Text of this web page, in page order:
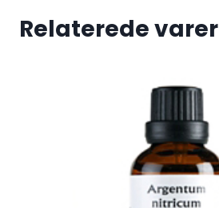
Relaterede varer